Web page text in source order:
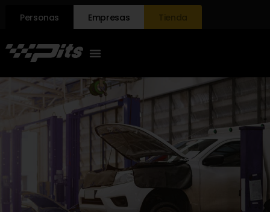
Personas Empresas Tienda